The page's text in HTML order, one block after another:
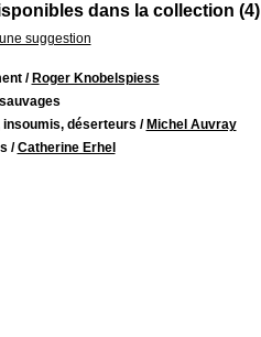
dans la collection (4)
suggestion
/ Roger Knobelspiess
insoumis, déserteurs / Michel Auvray
/Catherine Erhel